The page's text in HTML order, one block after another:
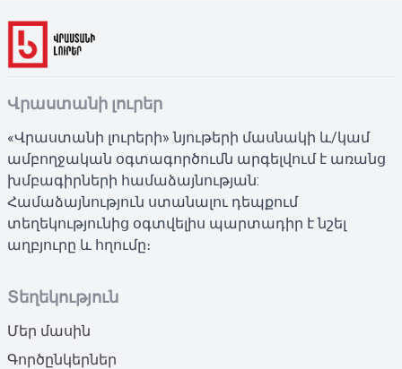
Վրաստանի լուրեր
«Վրաստանի լուրերի» նյութերի մասնակի և/կամ
ամբողջական օգտագործումն արգելվում է առանց
խմբագիրների համաձայնության:
Համաձայնություն ստանալու դեպքում
տեղեկությունից օգտվելիս պարտադիր է նշել
աղբյուրը և հղումը։
Տեղեկություն
Մեր մասին
Գործընկերներ